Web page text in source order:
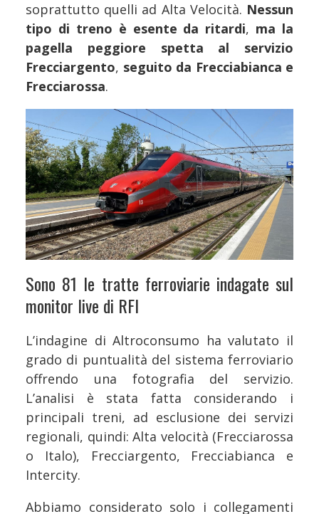
soprattutto quelli ad Alta Velocità. Nessun
tipo di treno è esente da ritardi, ma la
pagella peggiore spetta al servizio
Frecciargento, seguito da Frecciabianca e
Frecciarossa.
Sono 81 le tratte ferroviarie indagate sul
monitor live di RFI
L’indagine di Altroconsumo ha valutato il
grado di puntualità del sistema ferroviario
offrendo una fotografia del servizio.
L’analisi è stata fatta considerando i
principali treni, ad esclusione dei servizi
regionali, quindi: Alta velocità (Frecciarossa
o Italo), Frecciargento, Frecciabianca e
Intercity.
Abbiamo considerato solo i collegamenti